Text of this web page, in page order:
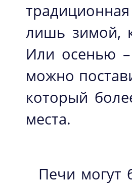
лишь зимой,
Или осенью
можно
который
места.
Печи могут